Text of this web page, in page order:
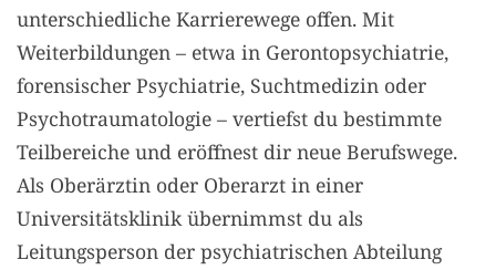
unterschiedliche Karrierewege offen. Mit
Weiterbildungen – etwa in Gerontopsychiatrie,
forensischer Psychiatrie, Suchtmedizin oder
Psychotraumatologie – vertiefst du bestimmte
Teilbereiche und eröffnest dir neue Berufswege.
Als Oberärztin oder Oberarzt in einer
Universitätsklinik übernimmst du als
Leitungsperson der psychiatrischen Abteilung